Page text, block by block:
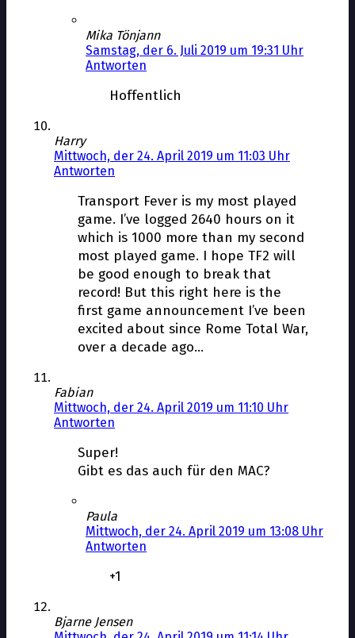
Mika Tönjann
Samstag, der 6. Juli 2019 um 19:31 Uhr
Antworten
Hoffentlich
Harry
Mittwoch, der 24. April 2019 um 11:03 Uhr
Antworten
Transport Fever is my most played
game. I’ve logged 2640 hours on it
which is 1000 more than my second
most played game. I hope TF2 will
be good enough to break that
record! But this right here is the
first game announcement I’ve been
excited about since Rome Total War,
over a decade ago…
Fabian
Mittwoch, der 24. April 2019 um 11:10 Uhr
Antworten
Super!
Gibt es das auch für den MAC?
Paula
Mittwoch, der 24. April 2019 um 13:08 Uhr
Antworten
+1
Bjarne Jensen